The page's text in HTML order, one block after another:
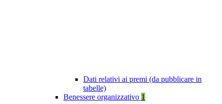
Dati relativi ai premi (da pubblicare in
tabelle)
Benessere organizzativo 1